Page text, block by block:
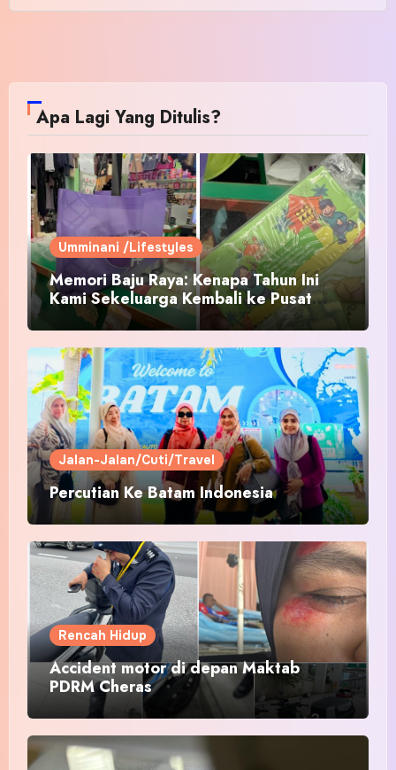
Apa Lagi Yang Ditulis?
Umminani /Lifestyles
Memori Baju Raya: Kenapa Tahun Ini
Kami Sekeluarga Kembali ke Pusat
Pakaian Hari-Hari?
Jalan-Jalan/Cuti/Travel
Percutian Ke Batam Indonesia
Rencah Hidup
Accident motor di depan Maktab
PDRM Cheras